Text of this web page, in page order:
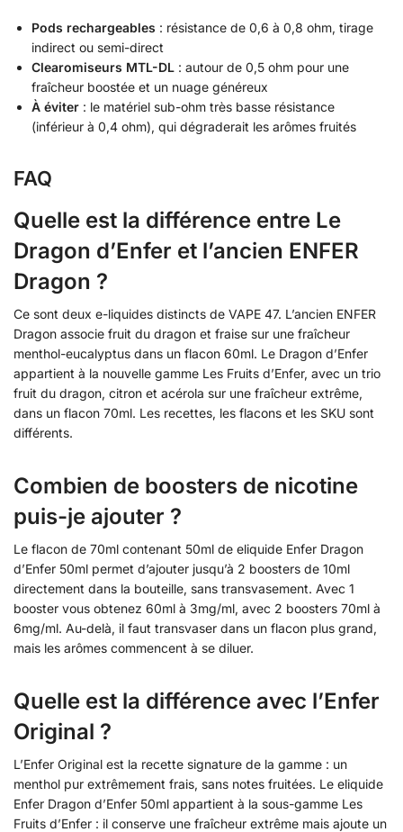
Pods rechargeables : résistance de 0,6 à 0,8 ohm, tirage
indirect ou semi-direct
Clearomiseurs MTL-DL : autour de 0,5 ohm pour une
fraîcheur boostée et un nuage généreux
À éviter : le matériel sub-ohm très basse résistance
(inférieur à 0,4 ohm), qui dégraderait les arômes fruités
FAQ
Quelle est la différence entre Le
Dragon d’Enfer et l’ancien ENFER
Dragon ?
Ce sont deux e-liquides distincts de VAPE 47. L’ancien ENFER
Dragon associe fruit du dragon et fraise sur une fraîcheur
menthol-eucalyptus dans un flacon 60ml. Le Dragon d’Enfer
appartient à la nouvelle gamme Les Fruits d’Enfer, avec un trio
fruit du dragon, citron et acérola sur une fraîcheur extrême,
dans un flacon 70ml. Les recettes, les flacons et les SKU sont
différents.
Combien de boosters de nicotine
puis-je ajouter ?
Le flacon de 70ml contenant 50ml de eliquide Enfer Dragon
d’Enfer 50ml permet d’ajouter jusqu’à 2 boosters de 10ml
directement dans la bouteille, sans transvasement. Avec 1
booster vous obtenez 60ml à 3mg/ml, avec 2 boosters 70ml à
6mg/ml. Au-delà, il faut transvaser dans un flacon plus grand,
mais les arômes commencent à se diluer.
Quelle est la différence avec l’Enfer
Original ?
L’Enfer Original est la recette signature de la gamme : un
menthol pur extrêmement frais, sans notes fruitées. Le eliquide
Enfer Dragon d’Enfer 50ml appartient à la sous-gamme Les
Fruits d’Enfer : il conserve une fraîcheur extrême mais ajoute un